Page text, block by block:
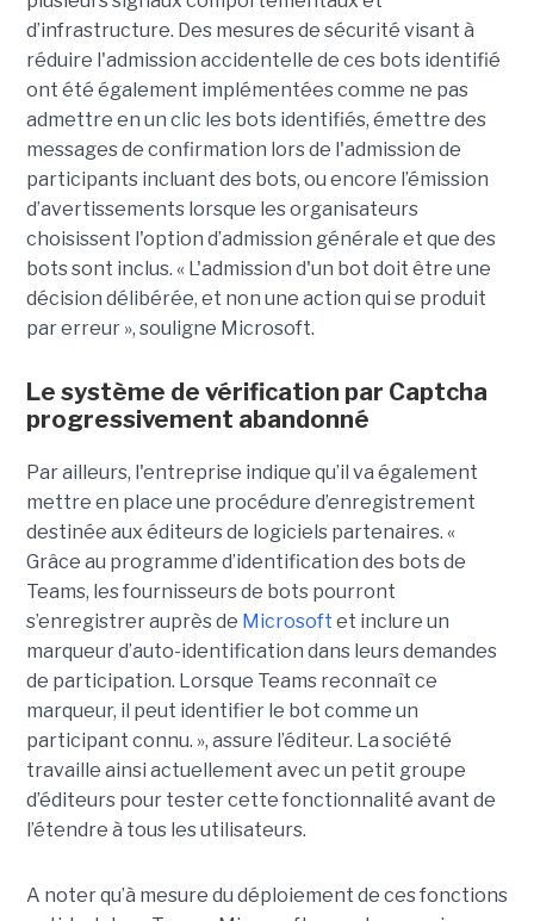
d’infrastructure. Des mesures de sécurité visant à
réduire l'admission accidentelle de ces bots identifié
ont été également implémentées comme ne pas
admettre en un clic les bots identifiés, émettre des
messages de confirmation lors de l'admission de
participants incluant des bots, ou encore l’émission
d’avertissements lorsque les organisateurs
choisissent l'option d’admission générale et que des
bots sont inclus. « L'admission d'un bot doit être une
décision délibérée, et non une action qui se produit
par erreur », souligne Microsoft.
Le système de vérification par Captcha
progressivement abandonné
Par ailleurs, l'entreprise indique qu’il va également
mettre en place une procédure d’enregistrement
destinée aux éditeurs de logiciels partenaires. «
Grâce au programme d’identification des bots de
Teams, les fournisseurs de bots pourront
s’enregistrer auprès de Microsoft et inclure un
marqueur d’auto-identification dans leurs demandes
de participation. Lorsque Teams reconnaît ce
marqueur, il peut identifier le bot comme un
participant connu. », assure l’éditeur. La société
travaille ainsi actuellement avec un petit groupe
d’éditeurs pour tester cette fonctionnalité avant de
l’étendre à tous les utilisateurs.
A noter qu’à mesure du déploiement de ces fonctions